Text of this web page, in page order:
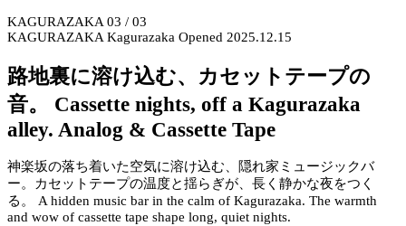
KAGURAZAKA 03 / 03
KAGURAZAKA Kagurazaka Opened 2025.12.15
路地裏に溶け込む、カセットテープの
音。
Cassette nights, off a Kagurazaka
alley. Analog & Cassette Tape
神楽坂の落ち着いた空気に溶け込む、隠れ家ミュージックバ
ー。カセットテープの温度と揺らぎが、長く静かな夜をつく
る。
A hidden music bar in the calm of Kagurazaka. The warmth
and wow of cassette tape shape long, quiet nights.